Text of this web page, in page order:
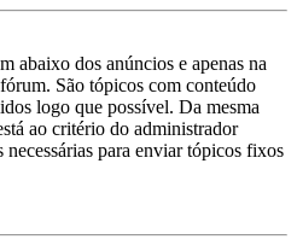
abaixo dos anúncios e apenas na
São tópicos com conteúdo
logo que possível. Da mesma
ao critério do administrador
necessárias para enviar tópicos fixos